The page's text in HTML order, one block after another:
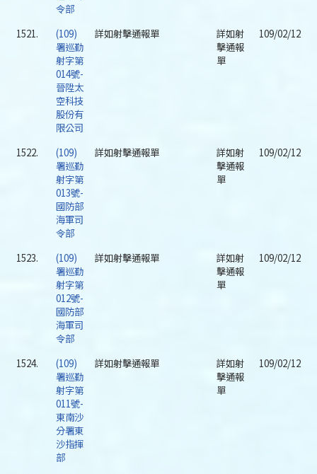
令部
1521.
(109)
署巡勤
射字第
014號-
晉陞太
空科技
股份有
限公司
詳如射擊通報單
詳如射
擊通報
單
109/02/12
1522.
(109)
署巡勤
射字第
013號-
國防部
海軍司
令部
詳如射擊通報單
詳如射
擊通報
單
109/02/12
1523.
(109)
署巡勤
射字第
012號-
國防部
海軍司
令部
詳如射擊通報單
詳如射
擊通報
單
109/02/12
1524.
(109)
署巡勤
射字第
011號-
東南沙
分署東
沙指揮
部
詳如射擊通報單
詳如射
擊通報
單
109/02/12